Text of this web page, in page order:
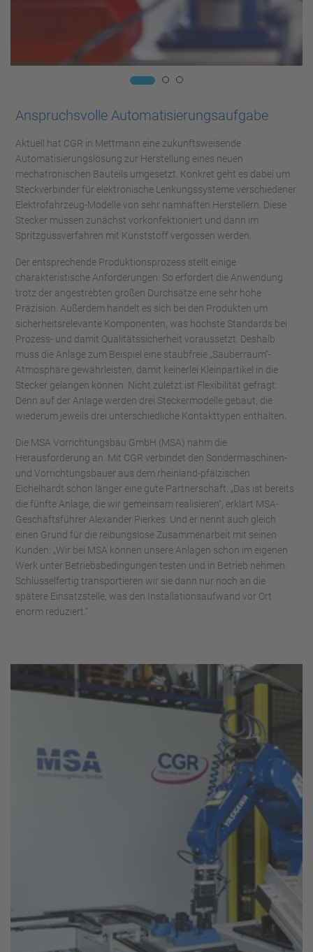
Anspruchsvolle Automatisierungsaufgabe
Aktuell hat CGR in Mettmann eine zukunftsweisende
Automatisierungslösung zur Herstellung eines neuen
mechatronischen Bauteils umgesetzt. Konkret geht es dabei um
Steckverbinder für elektronische Lenkungssysteme verschiedener
Elektrofahrzeug-Modelle von sehr namhaften Herstellern. Diese
Stecker müssen zunächst vorkonfektioniert und dann im
Spritzgussverfahren mit Kunststoff vergossen werden.
Der entsprechende Produktionsprozess stellt einige
charakteristische Anforderungen: So erfordert die Anwendung
trotz der angestrebten großen Durchsätze eine sehr hohe
Präzision. Außerdem handelt es sich bei den Produkten um
sicherheitsrelevante Komponenten, was höchste Standards bei
Prozess- und damit Qualitätssicherheit voraussetzt. Deshalb
muss die Anlage zum Beispiel eine staubfreie „Sauberraum“-
Atmosphäre gewährleisten, damit keinerlei Kleinpartikel in die
Stecker gelangen können. Nicht zuletzt ist Flexibilität gefragt:
Denn auf der Anlage werden drei Steckermodelle gebaut, die
wiederum jeweils drei unterschiedliche Kontakttypen enthalten.
Die MSA Vorrichtungsbau GmbH (MSA) nahm die
Herausforderung an. Mit CGR verbindet den Sondermaschinen-
und Vorrichtungsbauer aus dem rheinland-pfälzischen
Eichelhardt schon länger eine gute Partnerschaft. „Das ist bereits
die fünfte Anlage, die wir gemeinsam realisieren“, erklärt MSA-
Geschäftsführer Alexander Pierkes. Und er nennt auch gleich
einen Grund für die reibungslose Zusammenarbeit mit seinen
Kunden: „Wir bei MSA können unsere Anlagen schon im eigenen
Werk unter Betriebsbedingungen testen und in Betrieb nehmen.
Schlüsselfertig transportieren wir sie dann nur noch an die
spätere Einsatzstelle, was den Installationsaufwand vor Ort
enorm reduziert.“